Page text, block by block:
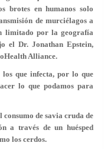
brotes en humanos solo
de murciélagos a
limitado por la geografía
el Dr. Jonathan Epstein,
Alliance.
que infecta, por lo que
lo que podamos para
consumo de savia cruda de
a través de un huésped
los cerdos.